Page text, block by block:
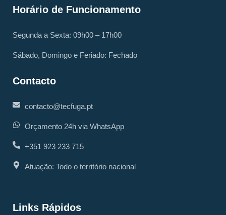
Horário de Funcionamento
Segunda a Sexta: 09h00 – 17h00
Sábado, Domingo e Feriado: Fechado
Contacto
contacto@tecfuga.pt
Orçamento 24h via WhatsApp
+351 923 233 715
Atuação: Todo o território nacional
Links Rápidos